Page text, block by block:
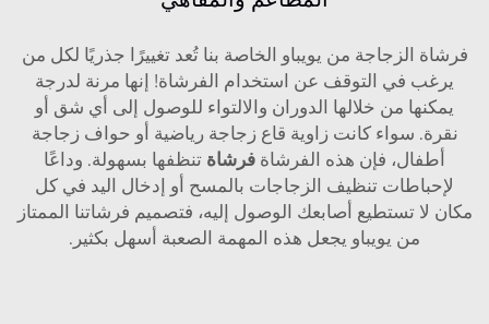
فرشاة الزجاجة من يويباو الخاصة بنا تُعد تغييرًا جذريًا لكل من
يرغب في التوقف عن استخدام الفرشاة! إنها مرنة لدرجة
يمكنها من خلالها الدوران والالتواء للوصول إلى أي شق أو
نقرة. سواء كانت زاوية قاع زجاجة رياضية أو حواف زجاجة
أطفال، فإن هذه الفرشاة فرشاة تنظفها بسهولة. وداعًا
لإحباطات تنظيف الزجاجات بالمسح أو إدخال اليد في كل
مكان لا تستطيع أصابعك الوصول إليه، فتصميم فرشاتنا الممتاز
من يويباو يجعل هذه المهمة الصعبة أسهل بكثير.